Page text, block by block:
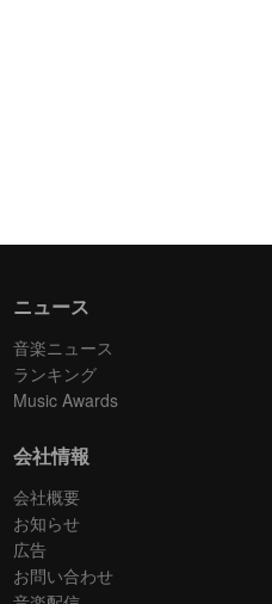
ニュース
音楽ニュース
ランキング
Music Awards
会社情報
会社概要
お知らせ
広告
お問い合わせ